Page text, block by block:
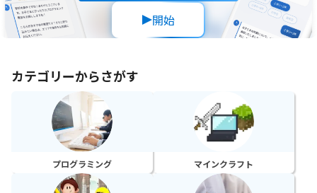
開始
カテゴリーからさがす
プログラミング マインクラフト